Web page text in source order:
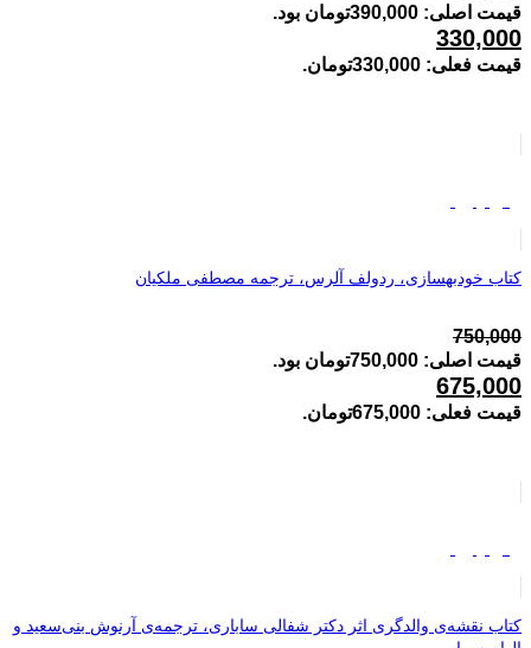
قیمت اصلی: 390,000تومان بود.
330,000
قیمت فعلی: 330,000تومان.
کتاب خودبهسازی، ردولف آلرس، ترجمه مصطفی ملکیان
750,000
قیمت اصلی: 750,000تومان بود.
675,000
قیمت فعلی: 675,000تومان.
کتاب نقشه‌ی والدگری اثر دکتر شفالی ساباری، ترجمه‌ی آرنوش بنی‌سعید و